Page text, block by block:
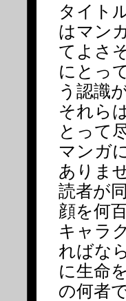
タイト
はマン
てよさ
にとっ
う認識
それら
とって
マンガ
ありま
読者が
顔を何
キャラ
ればな
に生命
の何者